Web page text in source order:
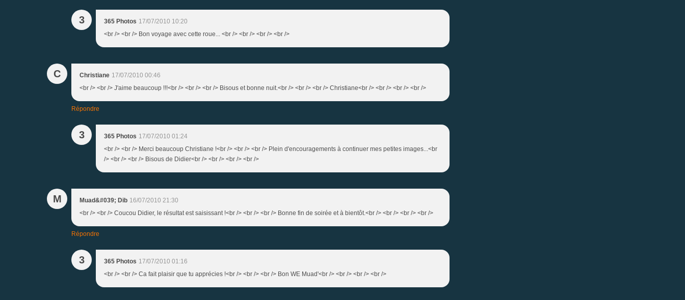
3 365 Photos 17/07/2010 10:20
<br /> <br /> Bon voyage avec cette roue... <br /> <br /> <br /> <br />
C Christiane 17/07/2010 00:46
<br /> <br /> J'aime beaucoup !!!<br /> <br /> <br /> Bisous et bonne nuit.<br /> <br /> <br /> Christiane<br /> <br /> <br /> <br />
Répondre
3 365 Photos 17/07/2010 01:24
<br /> <br /> Merci beaucoup Christiane !<br /> <br /> <br /> Plein d'encouragements à continuer mes petites images...<br
/> <br /> <br /> Bisous de Didier<br /> <br /> <br /> <br />
M Muad&#039; Dib 16/07/2010 21:30
<br /> <br /> Coucou Didier, le résultat est saisissant !<br /> <br /> <br /> Bonne fin de soirée et à bientôt.<br /> <br /> <br /> <br />
Répondre
3 365 Photos 17/07/2010 01:16
<br /> <br /> Ca fait plaisir que tu apprécies !<br /> <br /> <br /> Bon WE Muad'<br /> <br /> <br /> <br />